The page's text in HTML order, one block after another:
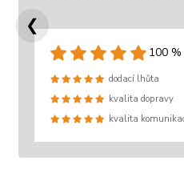
100 %
dodací lhůta
kvalita dopravy
kvalita
❮